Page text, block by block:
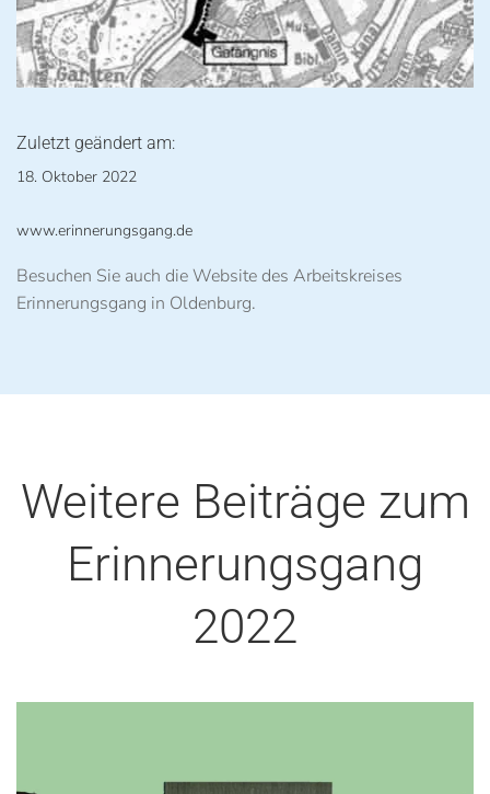
Zuletzt geändert am:
18. Oktober 2022
www.erinnerungsgang.de
Besuchen Sie auch die Website des Arbeitskreises
Erinnerungsgang in Oldenburg.
Weitere Beiträge zum
Erinnerungsgang
2022